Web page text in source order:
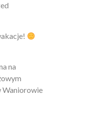
na
Waniorowie